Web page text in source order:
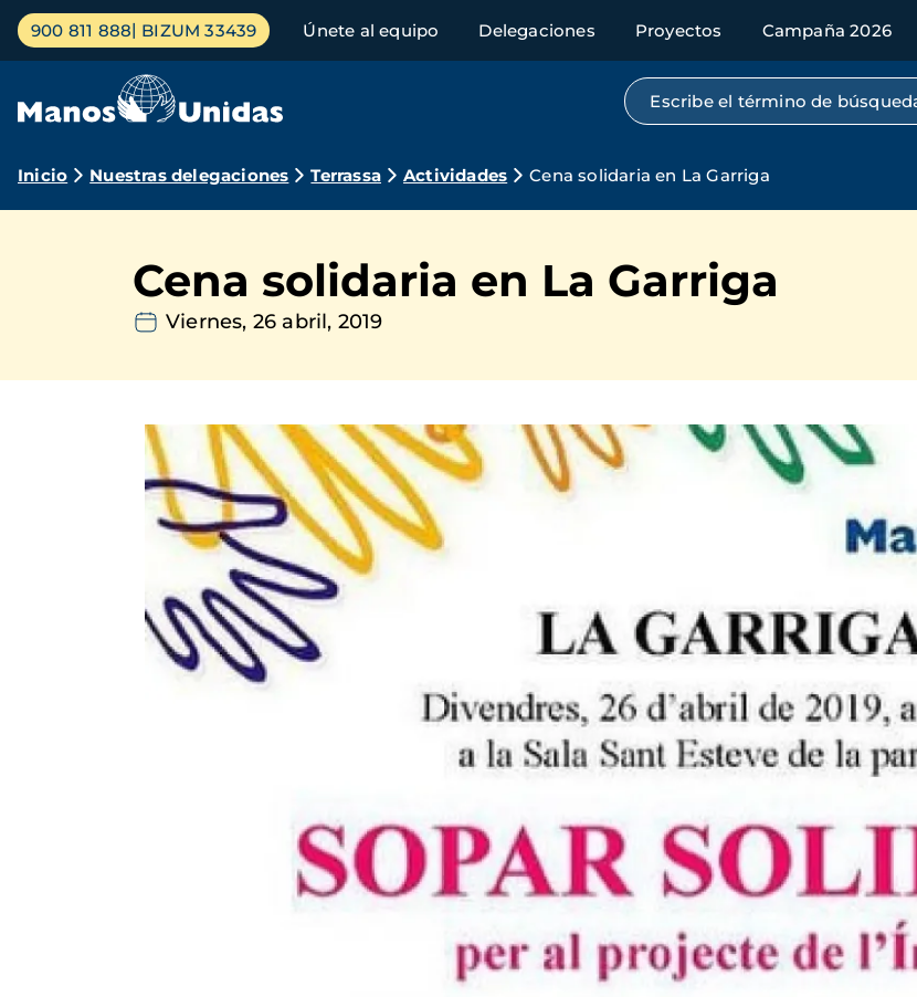
Pasar
contenido
Menú
principal
900 811 888 BIZUM 33439 Únete al equipo Delegaciones Proyectos Campaña 2026
Búsqueda por texto completo
Ruta
navegación
Inicio Nuestras delegaciones Terrassa Actividades Cena solidaria en La Garriga
Cena solidaria en La Garriga
Viernes, 26 abril, 2019